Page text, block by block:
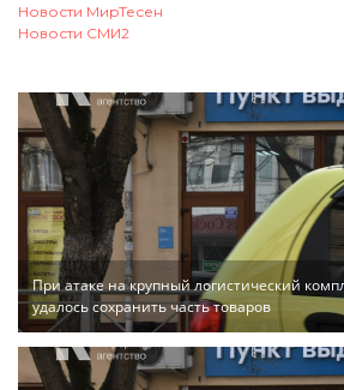
Новости МирТесен
Новости СМИ2
При атаке на крупный логистический
удалось сохранить часть товаров